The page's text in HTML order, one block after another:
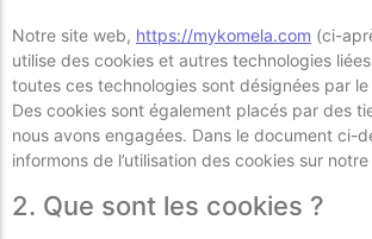
Notre site web, https://mykomela.com (ci-
utilise des cookies et autres technologies
toutes ces technologies sont désignées par
Des cookies sont également placés par des
nous avons engagées. Dans le document ci-
informons de l’utilisation des cookies sur
2. Que sont les cookies ?